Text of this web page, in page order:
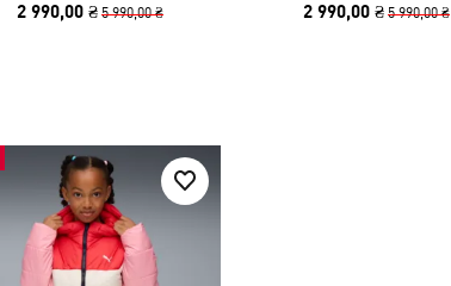
2 990,00 ₴ 5 990,00 ₴ 2 990,00 ₴ 5 990,00 ₴